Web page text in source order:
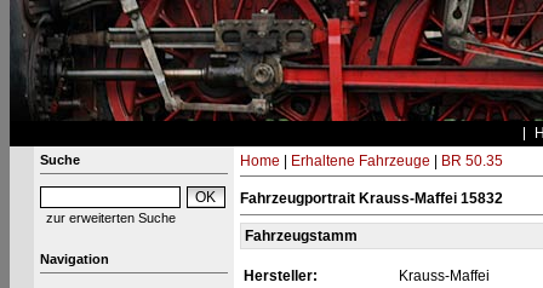
Suche
zur erweiterten Suche
Navigation
Home Erhaltene Fahrzeuge BR 50.35
Fahrzeugportrait Krauss-Maffei 15832
Fahrzeugstamm
Hersteller:
Krauss-Maffei